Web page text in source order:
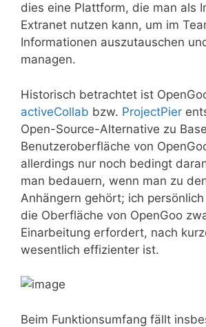
dies eine Plattform, die man als
Extranet nutzen kann, um im
Informationen auszutauschen
managen.
Historisch betrachtet ist
activeCollab bzw. ProjectPier
Open-Source-Alternative zu
Benutzeroberfläche von
allerdings nur noch bedingt
man bedauern, wenn man zu
Anhängern gehört; ich
die Oberfläche von OpenGoo
Einarbeitung erfordert, nach
wesentlich effizienter ist.
Beim Funktionsumfang fällt